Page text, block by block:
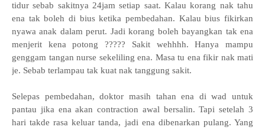
tidur sebab sakitnya 24jam setiap saat. Kalau korang nak tahu
ena tak boleh di bius ketika pembedahan. Kalau bius fikirkan
nyawa anak dalam perut. Jadi korang boleh bayangkan tak ena
menjerit kena potong ????? Sakit wehhhh. Hanya mampu
genggam tangan nurse sekeliling ena. Masa tu ena fikir nak mati
je. Sebab terlampau tak kuat nak tanggung sakit.
Selepas pembedahan, doktor masih tahan ena di wad untuk
pantau jika ena akan contraction awal bersalin. Tapi setelah 3
hari takde rasa keluar tanda, jadi ena dibenarkan pulang. Yang